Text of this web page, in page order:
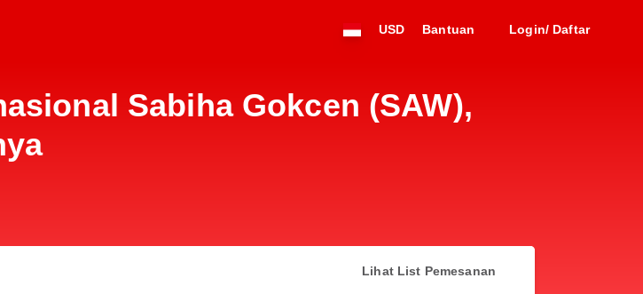
USD Bantuan Login/ Daftar
Sabiha Gokcen (SAW),
Lihat List Pemesanan